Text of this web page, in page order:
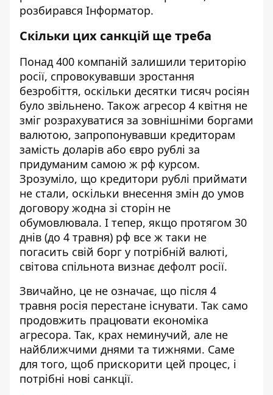
розбирався Інформатор.
Скільки цих санкцій ще треба
Понад 400 компаній залишили територію
росії, спровокувавши зростання
безробіття, оскільки десятки тисяч росіян
було звільнено. Також агресор 4 квітня не
зміг розрахуватися за зовнішніми боргами
валютою, запропонувавши кредиторам
замість доларів або євро рублі за
придуманим самою ж рф курсом.
Зрозуміло, що кредитори рублі приймати
не стали, оскільки внесення змін до умов
договору жодна зі сторін не
обумовлювала. І тепер, якщо протягом 30
днів (до 4 травня) рф все ж таки не
погасить свій борг у потрібній валюті,
світова спільнота визнає дефолт росії.
Звичайно, це не означає, що після 4
травня росія перестане існувати. Так само
продовжить працювати економіка
агресора. Так, крах неминучий, але не
найближчими днями та тижнями. Саме
для того, щоб прискорити цей процес, і
потрібні нові санкції.